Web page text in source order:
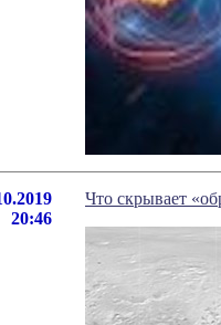
20:46
Что скрывает